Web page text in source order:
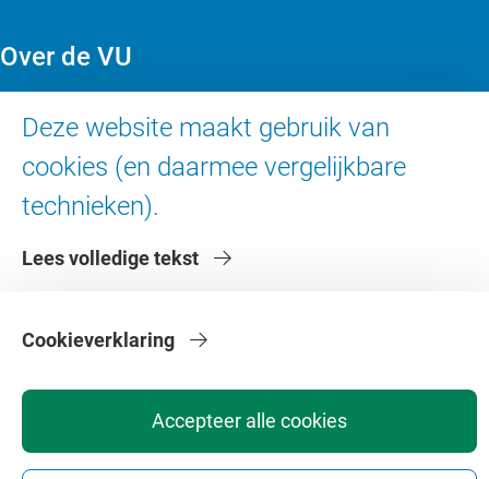
Deze website maakt gebruik van
cookies (en daarmee vergelijkbare
technieken).
Lees volledige tekst
Accepteer alle cookies
Cookieverklaring
Over de VU
Werken bij de VU
Faculteiten
Diensten
Privacy